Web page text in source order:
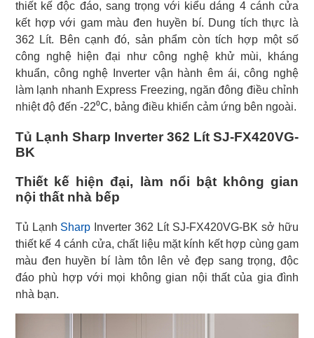
thiết kế độc đáo, sang trọng với kiểu dáng 4 cánh cửa
kết hợp với gam màu đen huyền bí. Dung tích thực là
362 Lít. Bên cạnh đó, sản phẩm còn tích hợp một số
công nghệ hiện đại như công nghệ khử mùi, kháng
khuẩn, công nghệ Inverter vận hành êm ái, công nghệ
làm lạnh nhanh Express Freezing, ngăn đông điều chỉnh
nhiệt độ đến -22⁰C, bảng điều khiển cảm ứng bên ngoài.
Tủ Lạnh Sharp Inverter 362 Lít SJ-FX420VG-
BK
Thiết kế hiện đại, làm nổi bật không gian
nội thất nhà bếp
Tủ Lạnh Sharp Inverter 362 Lít SJ-FX420VG-BK sở hữu
thiết kế 4 cánh cửa, chất liệu mặt kính kết hợp cùng gam
màu đen huyền bí làm tôn lên vẻ đẹp sang trọng, độc
đáo phù hợp với mọi không gian nội thất của gia đình
nhà bạn.